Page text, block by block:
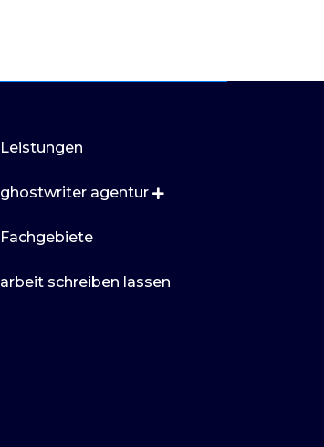
Leistungen
ghostwriter agentur
Fachgebiete
arbeit schreiben lassen